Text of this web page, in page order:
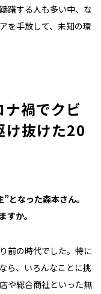
躇する人も多い中、な
を手放して、未知の環
禍でクビ
け抜けた20
”となった森本さん。
すか。
前の時代でした。特に
ら、いろんなことに挑
や総合商社といった無